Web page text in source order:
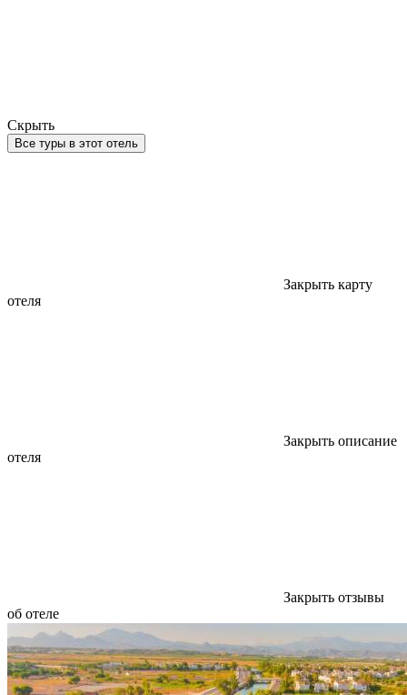
Скрыть
Все туры в этот отель
Закрыть карту
отеля
Закрыть описание
отеля
Закрыть отзывы
об отеле